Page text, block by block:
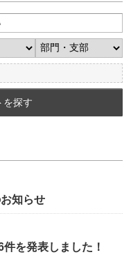
を探す
知らせ
を発表しました！